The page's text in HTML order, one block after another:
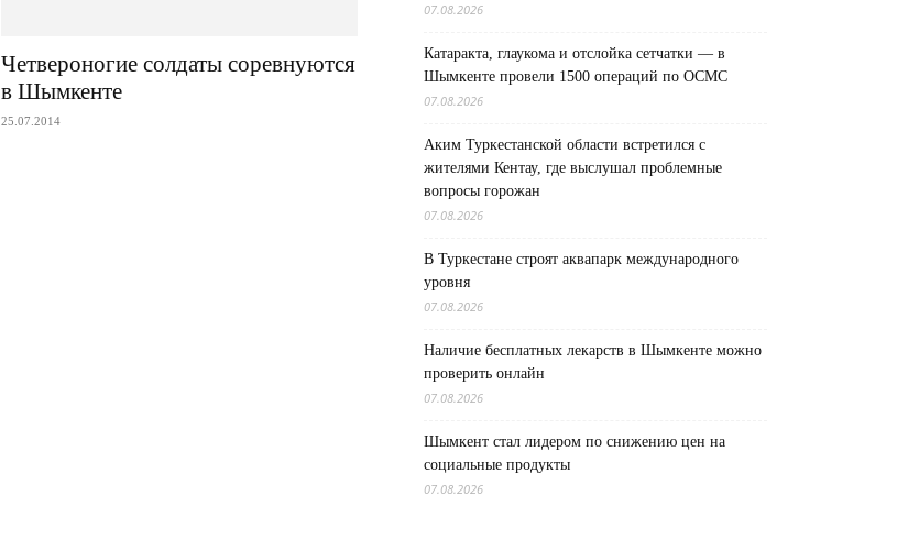
Четвероногие солдаты соревнуются
в Шымкенте
25.07.2014
07.08.2026
Катаракта, глаукома и отслойка сетчатки — в
Шымкенте провели 1500 операций по ОСМС
07.08.2026
Аким Туркестанской области встретился с
жителями Кентау, где выслушал проблемные
вопросы горожан
07.08.2026
В Туркестане строят аквапарк международного
уровня
07.08.2026
Наличие бесплатных лекарств в Шымкенте можно
проверить онлайн
07.08.2026
Шымкент стал лидером по снижению цен на
социальные продукты
07.08.2026